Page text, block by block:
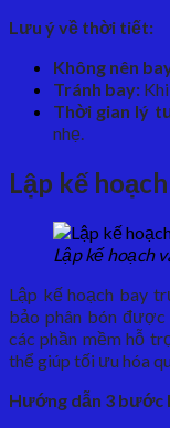
Lưu ý về thời tiết:
Không nên
Tránh bay:
Thời gian lý
nhẹ.
Lập kế
Lập kế hoạch
Lập kế hoạch bay
bảo phân bón được
các phần mềm hỗ
thể giúp tối ưu hóa
Hướng dẫn 3 bước